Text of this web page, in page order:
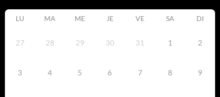
LU MA ME JE VE SA DI
27 28 29 30 31 1 2
3 4 5 6 7 8 9